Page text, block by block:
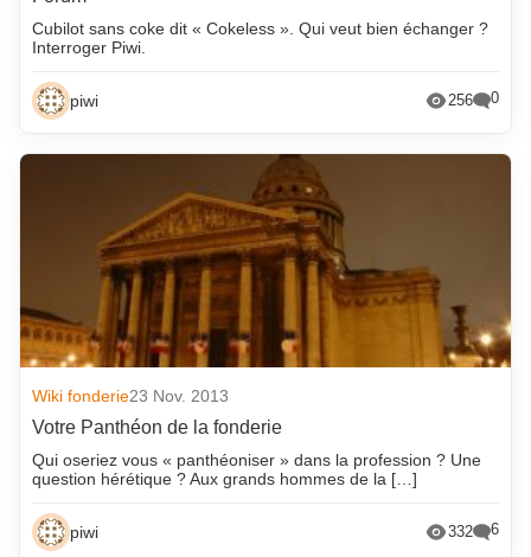
Cubilot sans coke dit « Cokeless ». Qui veut bien échanger ?
Interroger Piwi.
piwi 256 0
Wiki fonderie23 Nov. 2013
Votre Panthéon de la fonderie
Qui oseriez vous « panthéoniser » dans la profession ? Une
question hérétique ? Aux grands hommes de la […]
piwi 332 6